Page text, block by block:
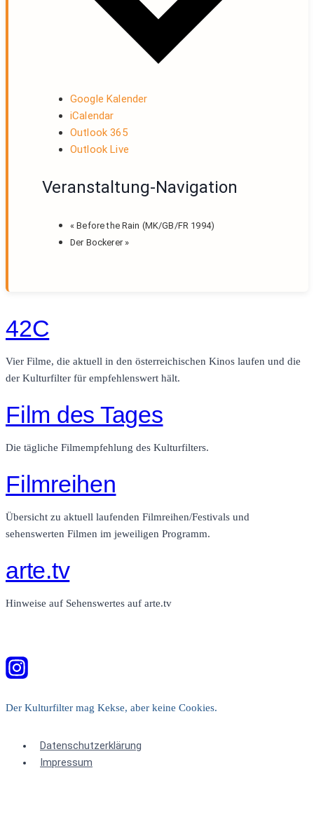
Google Kalender
iCalendar
Outlook 365
Outlook Live
Veranstaltung-Navigation
« Before the Rain (MK/GB/FR 1994)
Der Bockerer »
42C
Vier Filme, die aktuell in den österreichischen Kinos laufen und die
der Kulturfilter für empfehlenswert hält.
Film des Tages
Die tägliche Filmempfehlung des Kulturfilters.
Filmreihen
Übersicht zu aktuell laufenden Filmreihen/Festivals und
sehenswerten Filmen im jeweiligen Programm.
arte.tv
Hinweise auf Sehenswertes auf arte.tv
Der Kulturfilter mag Kekse, aber keine Cookies.
Datenschutzerklärung
Impressum